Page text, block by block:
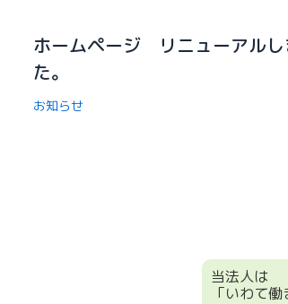
ホームページ リニューアルし
た。
お知らせ
当法人は
「いわて